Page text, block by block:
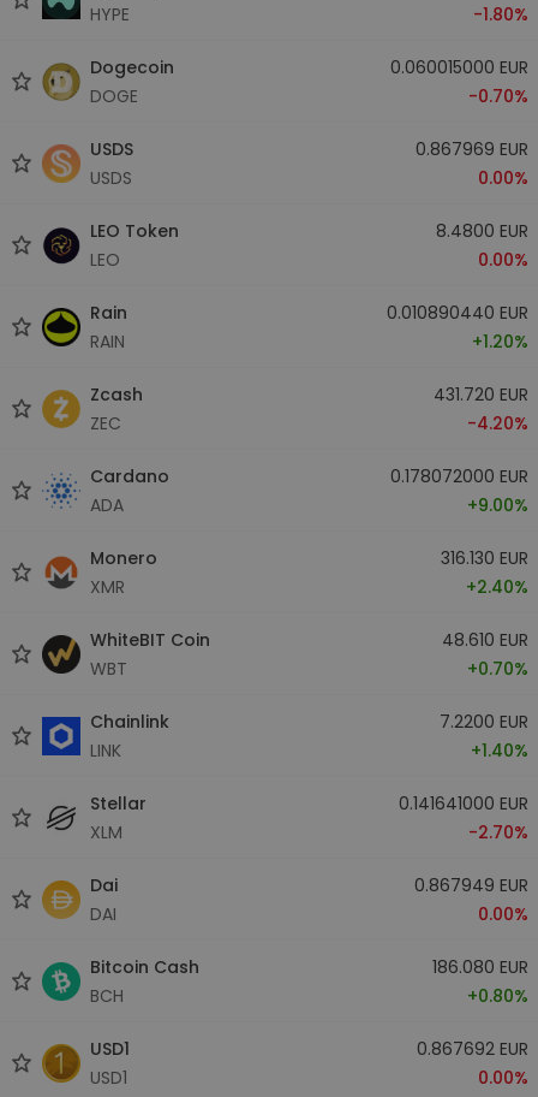
HYPE
-1.80%
Dogecoin
DOGE
0.060015000 EUR
-0.70%
USDS
USDS
0.867969 EUR
0.00%
LEO Token
LEO
8.4800 EUR
0.00%
Rain
RAIN
0.010890440 EUR
+1.20%
Zcash
ZEC
431.720 EUR
-4.20%
Cardano
ADA
0.178072000 EUR
+9.00%
Monero
XMR
316.130 EUR
+2.40%
WhiteBIT Coin
WBT
48.610 EUR
+0.70%
Chainlink
LINK
7.2200 EUR
+1.40%
Stellar
XLM
0.141641000 EUR
-2.70%
Dai
DAI
0.867949 EUR
0.00%
Bitcoin Cash
BCH
186.080 EUR
+0.80%
USD1
USD1
0.867692 EUR
0.00%